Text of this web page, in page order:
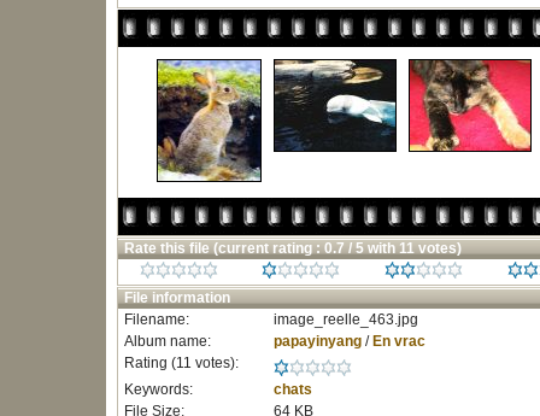
Rate this file (current rating : 0.7 / 5 with 11 votes)
File information
Filename:
image_reelle_463.jpg
Album name:
papayinyang/ En vrac
Rating (11 votes):
Keywords:
chats
File Size:
64 KB